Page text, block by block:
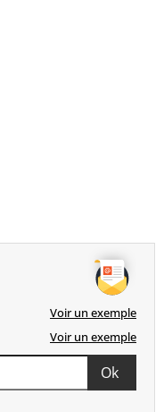
Voir un exemple
Voir un exemple